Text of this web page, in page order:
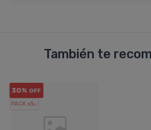
También te
30% OFF
PACK x3u.